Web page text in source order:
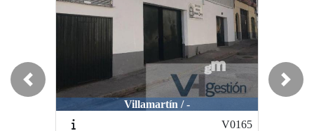
Villamartín / -
V0165
Previous Next